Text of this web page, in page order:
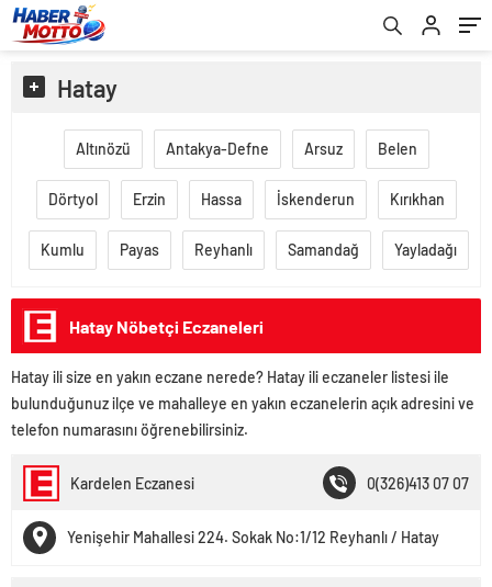
Hatay
Altınözü Antakya-Defne Arsuz Belen
Dörtyol Erzin Hassa İskenderun Kırıkhan
Kumlu Payas Reyhanlı Samandağ Yayladağı
Hatay Nöbetçi Eczaneleri
Hatay ili size en yakın eczane nerede? Hatay ili eczaneler listesi ile
bulunduğunuz ilçe ve mahalleye en yakın eczanelerin açık adresini ve
telefon numarasını öğrenebilirsiniz.
Kardelen Eczanesi 0(326)413 07 07
Yenişehir Mahallesi 224. Sokak No:1/12 Reyhanlı / Hatay